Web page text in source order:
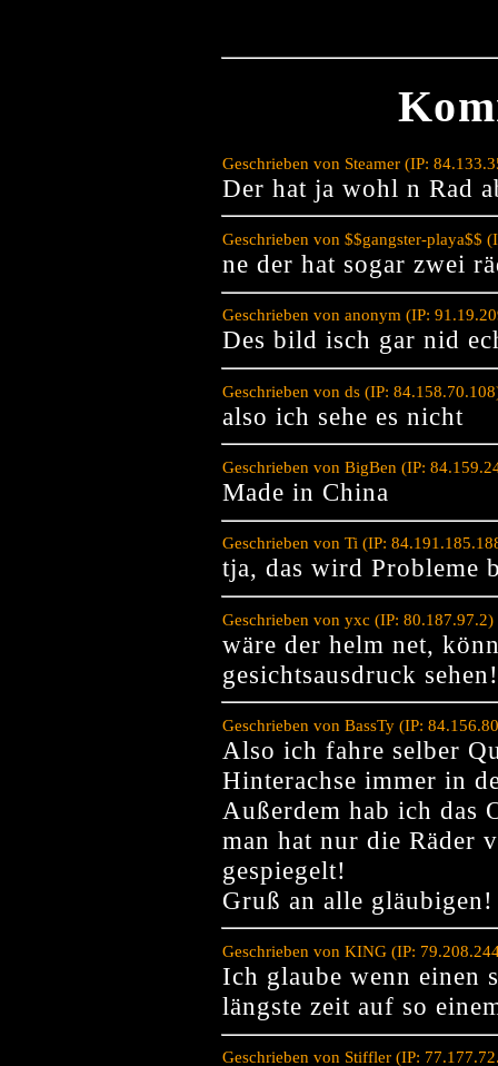
Geschrieben von Steamer (IP:
Der hat ja wohl n Rad
Geschrieben von $$gangster-playa$$
ne der hat sogar zwei
Geschrieben von anonym (IP:
Des bild isch gar nid
Geschrieben von ds (IP:
also ich sehe es nicht
Geschrieben von BigBen (IP:
Made in China
Geschrieben von Ti (IP:
tja, das wird Probleme
Geschrieben von yxc (IP:
wäre der helm net,
gesichtsausdruck sehen!
Geschrieben von BassTy (IP:
Also ich fahre selber
Hinterachse immer in
Außerdem hab ich das
man hat nur die Räder
gespiegelt!
Gruß an alle gläubigen!
Geschrieben von KING (IP:
Ich glaube wenn einen
längste zeit auf so
Geschrieben von Stiffler (IP: